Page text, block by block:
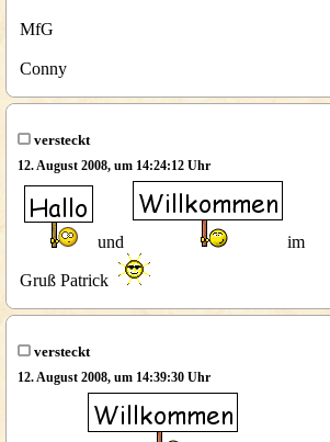
MfG
Conny
versteckt
12. August 2008, um 14:24:12 Uhr
und im
Gruß Patrick
versteckt
12. August 2008, um 14:39:30 Uhr